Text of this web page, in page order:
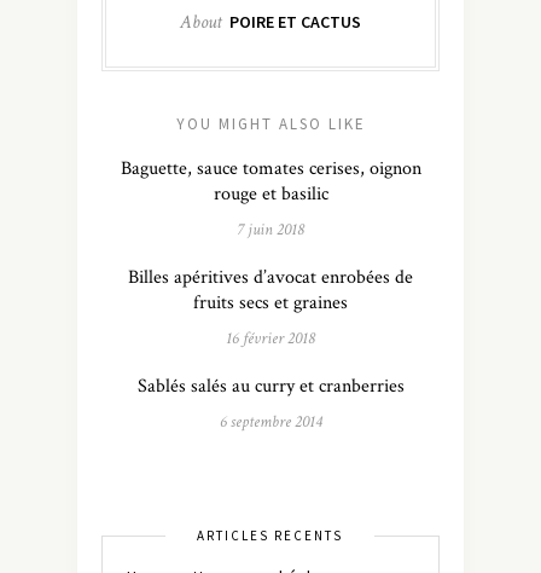
About POIRE ET CACTUS
YOU MIGHT ALSO LIKE
Baguette, sauce tomates cerises, oignon
rouge et basilic
7 juin 2018
Billes apéritives d’avocat enrobées de
fruits secs et graines
16 février 2018
Sablés salés au curry et cranberries
6 septembre 2014
ARTICLES RÉCENTS